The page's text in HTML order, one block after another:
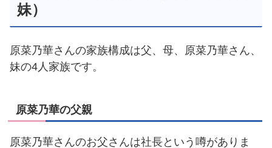
妹）
原菜乃華さんの家族構成は父、母、原菜乃華さん、
妹の4人家族です。
原菜乃華の父親
原菜乃華さんのお父さんは社長という噂がありま